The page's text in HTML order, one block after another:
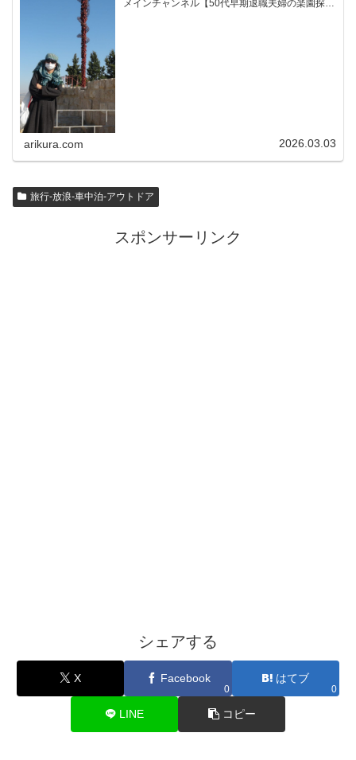
メインチャンネル【50代早期退職夫婦の楽園探求
arikura.com 2026.03.03
旅行-放浪-車中泊-アウトドア
スポンサーリンク
シェアする
X Facebook
0
はてブ
0
LINE コピー